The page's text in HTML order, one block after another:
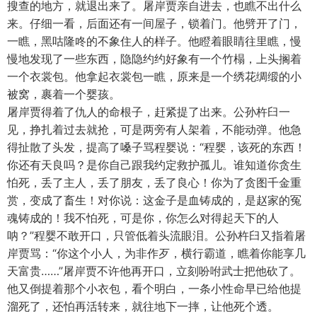
搜查的地方，就退出来了。屠岸贾亲自进去，也瞧不出什么
来。仔细一看，后面还有一间屋子，锁着门。他劈开了门，
一瞧，黑咕隆咚的不象住人的样子。他瞪着眼睛往里瞧，慢
慢地发现了一些东西，隐隐约约好象有一个竹榻，上头搁着
一个衣裳包。他拿起衣裳包一瞧，原来是一个绣花绸缎的小
被窝，裹着一个婴孩。
屠岸贾得着了仇人的命根子，赶紧提了出来。公孙杵臼一
见，挣扎着过去就抢，可是两旁有人架着，不能动弹。他急
得扯散了头发，提高了嗓子骂程婴说：“程婴，该死的东西！
你还有天良吗？是你自己跟我约定救护孤儿。谁知道你贪生
怕死，丢了主人，丢了朋友，丢了良心！你为了贪图千金重
赏，变成了畜生！对你说：这金子是血铸成的，是赵家的冤
魂铸成的！我不怕死，可是你，你怎么对得起天下的人
呐？”程婴不敢开口，只管低着头流眼泪。公孙杵臼又指着屠
岸贾骂：“你这个小人，为非作歹，横行霸道，瞧着你能享几
天富贵……”屠岸贾不许他再开口，立刻吩咐武士把他砍了。
他又倒提着那个小衣包，看个明白，一条小性命早已给他提
溜死了，还怕再活转来，就往地下一摔，让他死个透。